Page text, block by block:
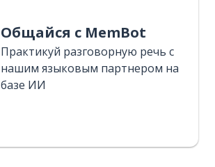
Общайся с MemBot
Практикуй разговорную речь с
нашим языковым партнером на
базе ИИ